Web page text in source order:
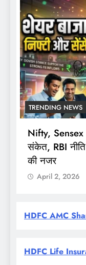
TRENDING NEWS
Nifty,
संकेत, RBI
की नजर
April 2, 2026
HDFC AMC
HDFC Life